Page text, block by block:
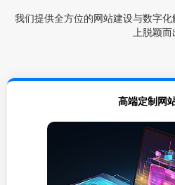
我们提供全方位的网站建设与数字
上脱颖而
高端定制网